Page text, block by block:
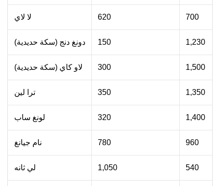
لا لاي 620 700
دونغ دنج (سكة حديدية) 150 1,230
لاو كاي (سكة حديدية) 300 1,500
ترا لين 350 1,350
لونغ ساب 320 1,400
نام جيانغ 780 960
لي ثانه 1,050 540